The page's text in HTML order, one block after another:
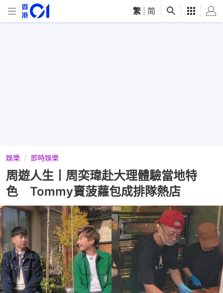
繁 简
娛樂 即時娛樂
周遊人生丨周奕瑋赴大理體驗當地特
色 Tommy賣菠蘿包成排隊熱店